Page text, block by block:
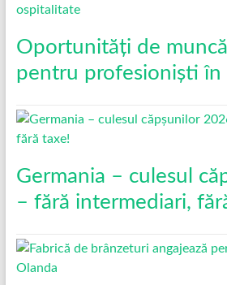
Oportunități de
pentru profesioniști în
Germania – culesul
– fără intermediari,